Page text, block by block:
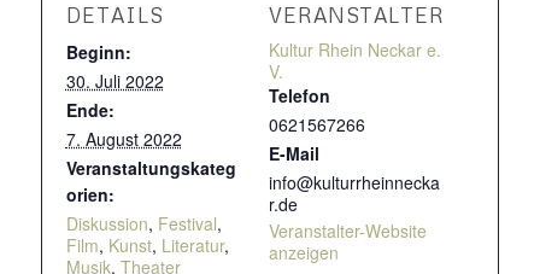
DETAILS
Beginn:
30. Juli 2022
Ende:
7. August 2022
Veranstaltungskateg
orien:
Diskussion, Festival,
Film, Kunst, Literatur,
Musik, Theater
VERANSTALTER
Kultur Rhein Neckar e.
V.
Telefon
0621567266
E-Mail
info@kulturrheinnecka
r.de
Veranstalter-Website
anzeigen